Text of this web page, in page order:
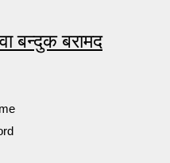
बन्दुक बरामद